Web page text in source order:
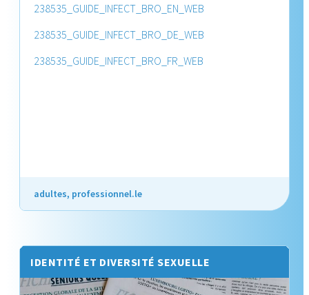
238535_GUIDE_INFECT_BRO_EN_WEB
238535_GUIDE_INFECT_BRO_DE_WEB
238535_GUIDE_INFECT_BRO_FR_WEB
adultes, professionnel.le
IDENTITÉ ET DIVERSITÉ SEXUELLE